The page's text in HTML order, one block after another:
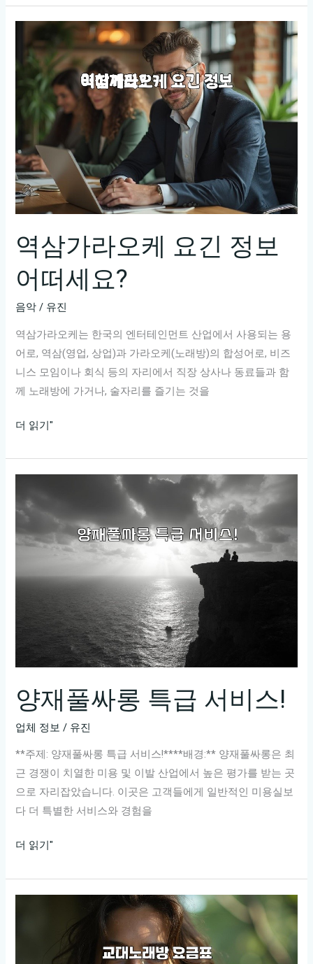
셔
요
금
역삼가라오케 요긴 정보
어떠세요?
음악 / 유진
역삼가라오케는 한국의 엔터테인먼트 산업에서 사용되는 용
어로, 역삼(영업, 상업)과 가라오케(노래방)의 합성어로, 비즈
니스 모임이나 회식 등의 자리에서 직장 상사나 동료들과 함
께 노래방에 가거나, 술자리를 즐기는 것을
역
가
오
요
정
요?
더 읽기"
양재풀싸롱 특급 서비스!
업체 정보 / 유진
**주제: 양재풀싸롱 특급 서비스!****배경:** 양재풀싸롱은 최
근 경쟁이 치열한 미용 및 이발 산업에서 높은 평가를 받는 곳
으로 자리잡았습니다. 이곳은 고객들에게 일반적인 미용실보
다 더 특별한 서비스와 경험을
양
풀
더 읽기"